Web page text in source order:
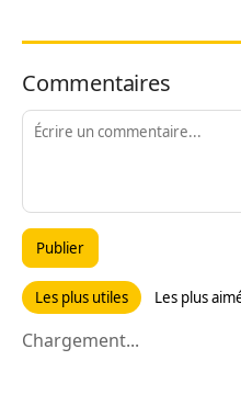
Commentaires
Publier
Les plus utiles Les plus
Chargement...